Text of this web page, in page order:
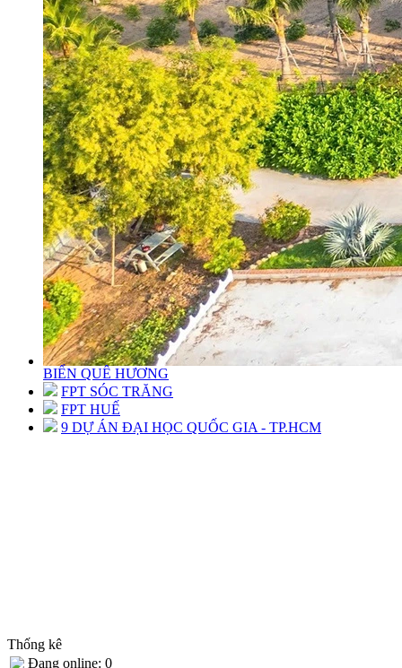
BIỂN QUÊ HƯƠNG
FPT SÓC TRĂNG
FPT HUẾ
9 DỰ ÁN ĐẠI HỌC QUỐC GIA - TP.HCM
Thống kê
Đang online: 0